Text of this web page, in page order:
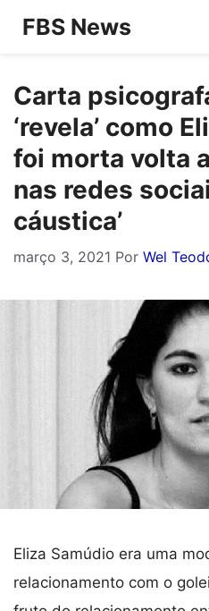
Pular
conteúdo
FBS News
Carta
‘revela’ como
foi morta volta
nas redes
cáustica’
março 3, 2021 Por Wel
Eliza Samúdio era uma
relacionamento com o